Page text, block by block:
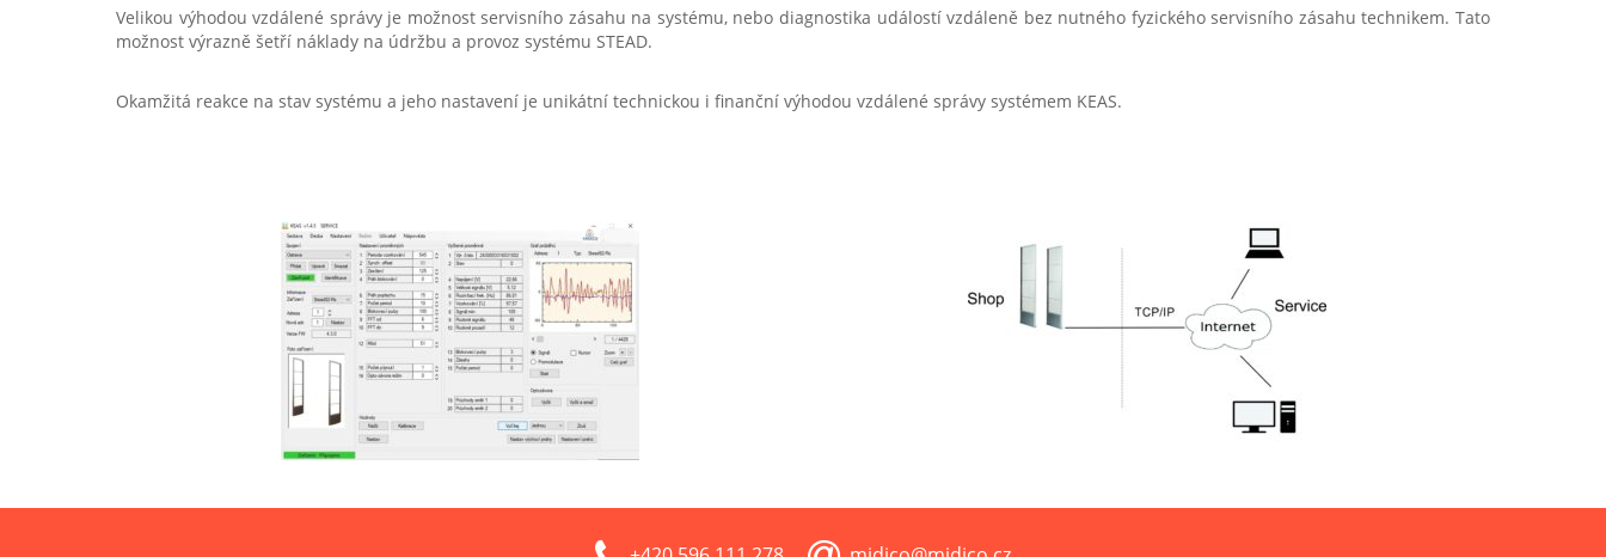
Velikou výhodou vzdálené správy je možnost servisního zásahu na systému, nebo diagnostika událostí vzdáleně bez nutného fyzického servisního zásahu technikem. Tato
možnost výrazně šetří náklady na údržbu a provoz systému STEAD.
Okamžitá reakce na stav systému a jeho nastavení je unikátní technickou i finanční výhodou vzdálené správy systémem KEAS.